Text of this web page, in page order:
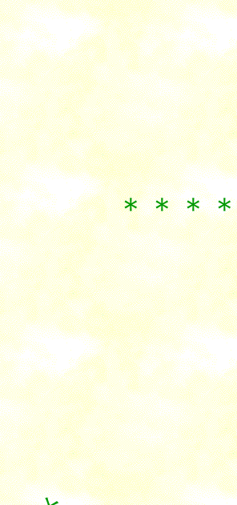
＊＊＊＊＊
荷